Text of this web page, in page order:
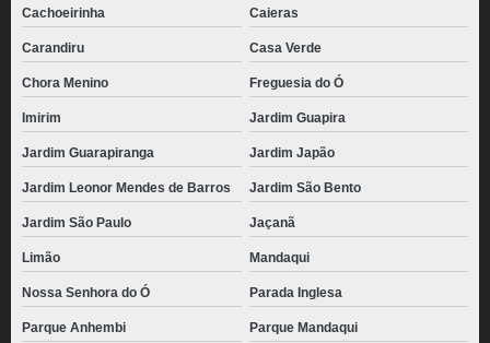
Cachoeirinha Caieras
Carandiru Casa Verde
Chora Menino Freguesia do Ó
Imirim Jardim Guapira
Jardim Guarapiranga Jardim Japão
Jardim Leonor Mendes de Barros Jardim São Bento
Jardim São Paulo Jaçanã
Limão Mandaqui
Nossa Senhora do Ó Parada Inglesa
Parque Anhembi Parque Mandaqui